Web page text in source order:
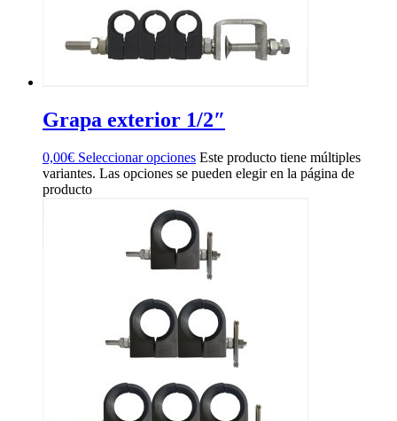
Grapa exterior 1/2″
0,00€ Seleccionar opciones Este producto tiene múltiples
variantes. Las opciones se pueden elegir en la página de
producto